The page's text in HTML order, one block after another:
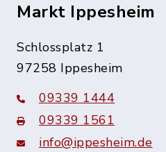
Markt Ippesheim
Schlossplatz 1
97258 Ippesheim
09339 1444
09339 1561
info@ippesheim.de